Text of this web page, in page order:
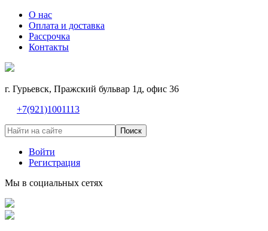
О нас
Оплата и доставка
Рассрочка
Контакты
г. Гурьевск, Пражский бульвар 1д, офис 36
+7(921)1001113
Поиск
Войти
Регистрация
Мы в социальных сетях